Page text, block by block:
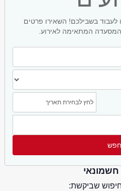
לעבוד בשבילכם! השאירו פרטים
המתאימה לאירוע.
שביקשת: